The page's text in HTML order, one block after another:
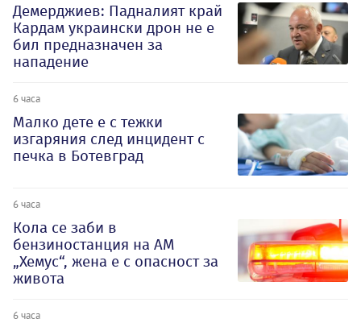
Демерджиев: Падналият край
Кардам украински дрон не е
бил предназначен за
нападение
6 часа
Малко дете е с тежки
изгаряния след инцидент с
печка в Ботевград
6 часа
Кола се заби в
бензиностанция на АМ
„Хемус“, жена е с опасност за
живота
6 часа